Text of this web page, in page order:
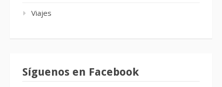
Viajes
Síguenos en Facebook